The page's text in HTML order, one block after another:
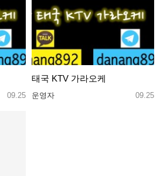
09.25
태국 KTV 가라오케
운영자 09.25